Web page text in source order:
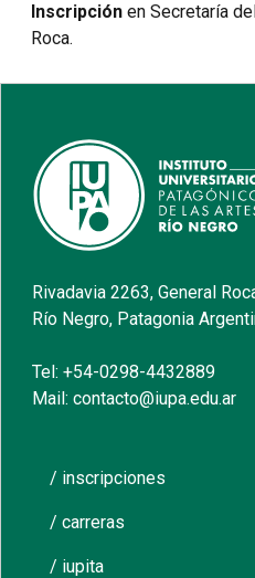
Inscripción en Secretaría
Roca.
Rivadavia 2263, General
Río Negro, Patagonia
Tel: +54-0298-4432889
Mail: contacto@iupa.edu.ar
/ inscripciones
/ carreras
/ iupita